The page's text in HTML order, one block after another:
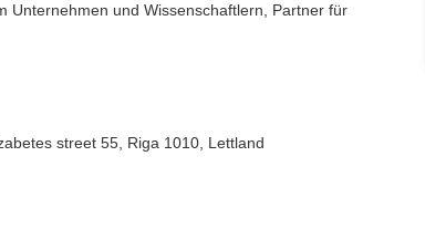
Unternehmen und Wissenschaftlern, Partner für
street 55, Riga 1010, Lettland